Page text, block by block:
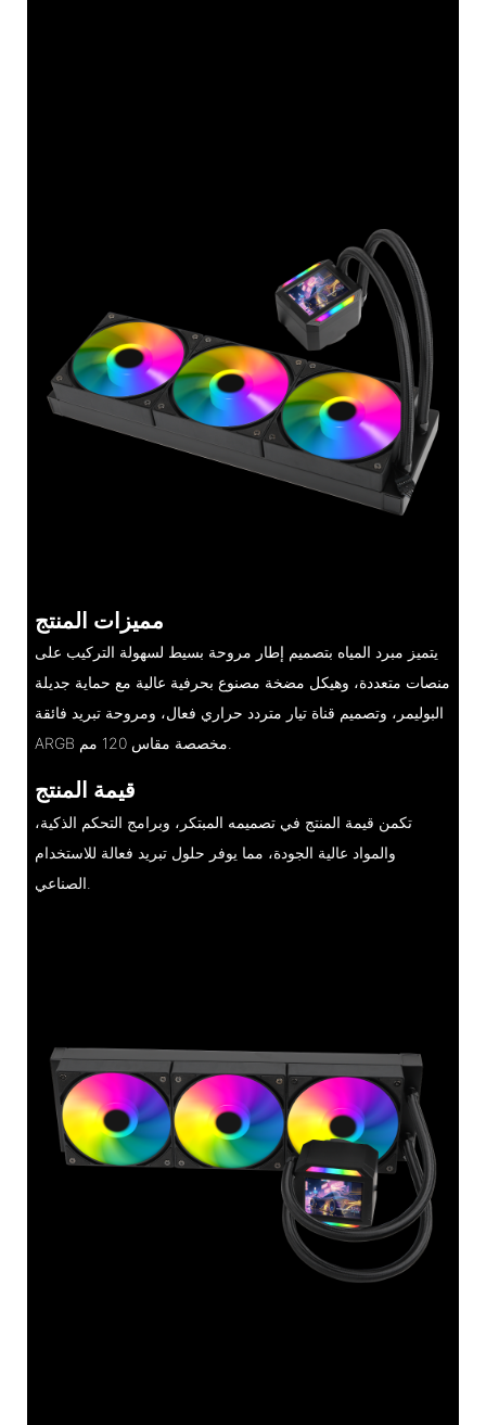
مميزات المنتج
يتميز مبرد المياه بتصميم إطار مروحة بسيط لسهولة التركيب على
منصات متعددة، وهيكل مضخة مصنوع بحرفية عالية مع حماية جديلة
البوليمر، وتصميم قناة تيار متردد حراري فعال، ومروحة تبريد فائقة
ARGB مخصصة مقاس 120 مم.
قيمة المنتج
تكمن قيمة المنتج في تصميمه المبتكر، وبرامج التحكم الذكية،
والمواد عالية الجودة، مما يوفر حلول تبريد فعالة للاستخدام